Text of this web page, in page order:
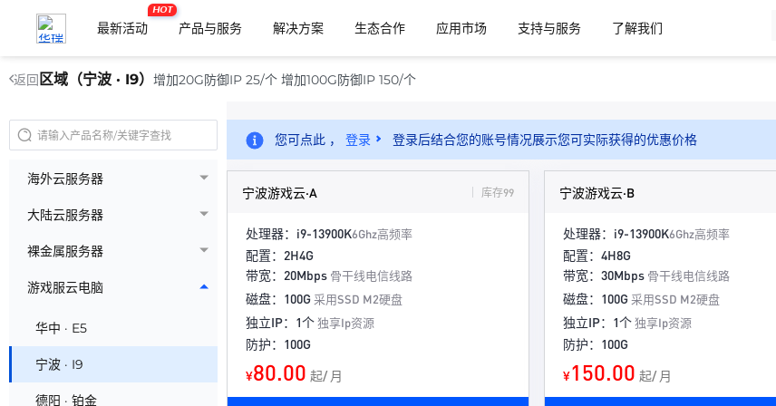
最新活动
HOT
产品与服务 解决方案 生态合作 应用市场 支持与服务
了解我们
返回 区域（宁波 · I9） 增加20G防御IP 25/个 增加100G防御IP 150/个
海外云服务器
大陆云服务器
裸金属服务器
游戏服云电脑
华中 · E5
宁波 · I9
德阳 · 铂金
您可点此 ， 登录 登录后结合您的账号情况展示您可实际获得的优惠价格
宁波游戏云·A 库存99
处理器：i9-13900K6Ghz高频率
配置：2H4G
带宽：20Mbps 骨干线电信线路
磁盘：100G采用SSD M2硬盘
独立IP：1个独享Ip资源
防护：100G
¥80.00 起/ 月
宁波游戏云·B
处理器：i9-13900K6Ghz高频率
配置：4H8G
带宽：30Mbps 骨干线电信线路
磁盘：100G采用SSD M2硬盘
独立IP：1个独享Ip资源
防护：100G
¥150.00 起/ 月